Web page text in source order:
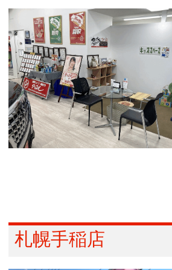
札幌手稲店